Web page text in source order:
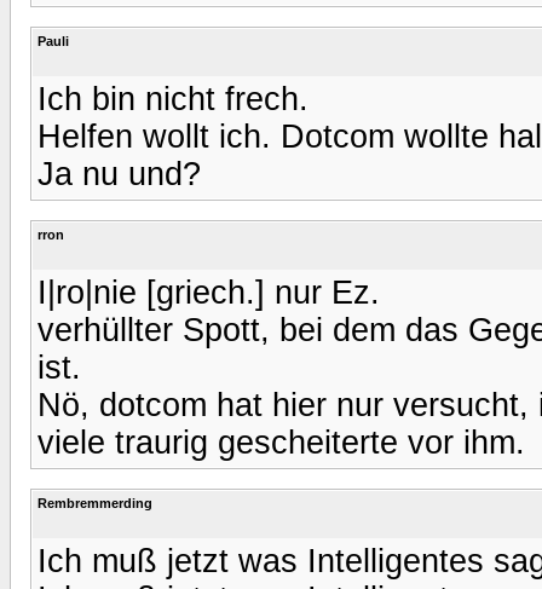
Pauli
Ich bin nicht frech.
Helfen wollt ich. Dotcom wollte
Ja nu und?
rron
I|ro|nie [griech.] nur Ez.
verhüllter Spott, bei dem das
ist.
Nö, dotcom hat hier nur
viele traurig gescheiterte vor ihm.
Rembremmerding
Ich muß jetzt was Intelligentes